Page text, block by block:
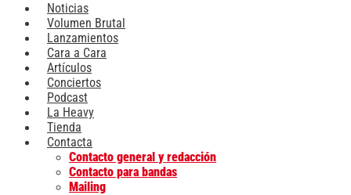
Noticias
Volumen Brutal
Lanzamientos
Cara a Cara
Artículos
Conciertos
Podcast
La Heavy
Tienda
Contacta
Contacto general y redacción
Contacto para bandas
Mailing